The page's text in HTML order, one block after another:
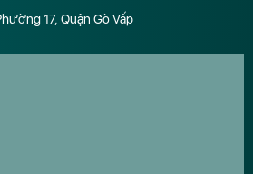
17, Quận Gò Vấp